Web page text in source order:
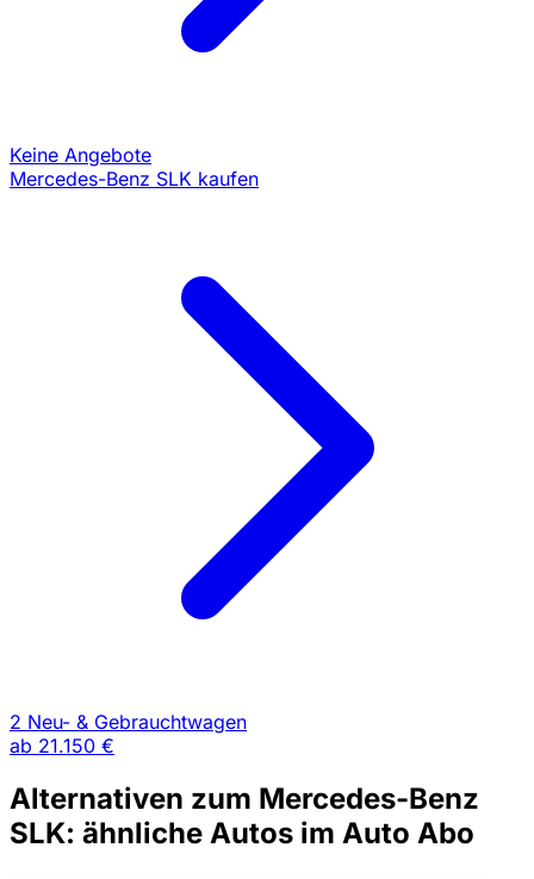
Keine Angebote
Mercedes-Benz SLK kaufen
2 Neu- & Gebrauchtwagen
ab 21.150 €
Alternativen zum Mercedes-Benz
SLK: ähnliche Autos im Auto Abo